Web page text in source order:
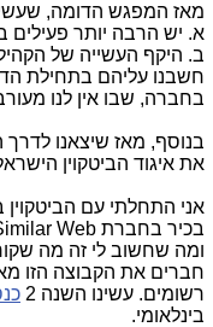
מאז המפגש הדומה, שעשינו לפני
א. יש הרבה יותר
ב. היקף העשייה של
חשבנו עליהם בתחילת
בחברה, שבו אין לנו
בנוסף, מאז שיצאנו
את איגוד הביטקוין
רשומים. עשינו השנה 2
בינלאומי.